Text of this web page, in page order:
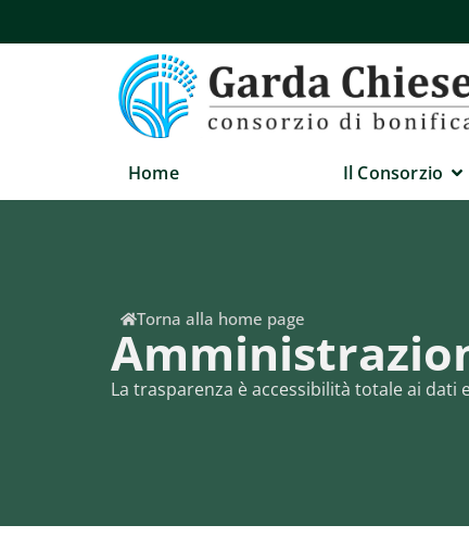
Home Il Consorzio
La trasparenza è accessibilità totale ai
Torna alla home page